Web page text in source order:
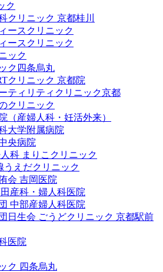
ク
クリニック 京都桂川
ースクリニック
ースクリニック
ック
ク四条烏丸
クリニック 京都院
ティリティクリニック京都
クリニック
（産婦人科・妊活外来）
大学附属病院
央病院
科 まりこクリニック
うえだクリニック
会 吉岡医院
産科・婦人科医院
中部産婦人科医院
日生会 ごうどクリニック 京都駅前
医院
ク 四条烏丸